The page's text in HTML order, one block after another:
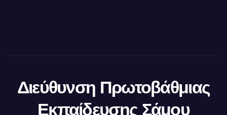
Διεύθυνση Πρωτοβάθμιας
Εκπαίδευσης Σάμου